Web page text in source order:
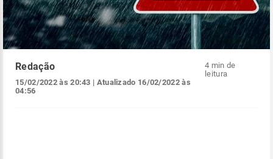
Redação
15/02/2022 às 20:43 | Atualizado 16/02/2022 às
04:56
4 min de
leitura